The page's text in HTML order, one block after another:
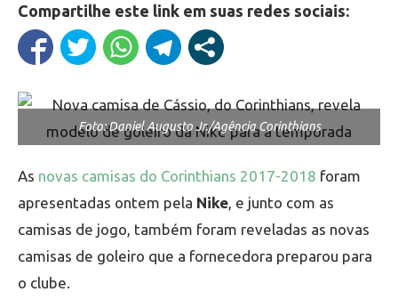
Compartilhe este link em suas redes sociais:
Foto: Daniel Augusto Jr./Agência Corinthians
As novas camisas do Corinthians 2017-2018 foram
apresentadas ontem pela Nike , e junto com as
camisas de jogo, também foram reveladas as novas
camisas de goleiro que a fornecedora preparou para
o clube.